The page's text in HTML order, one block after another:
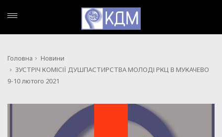
Головна
Новини
ЗУСТРІЧ КОМІСІЇ ДУШПАСТИРСТВА МОЛОДІ РКЦ В МУКАЧЕВО
9-10 лютого 2021